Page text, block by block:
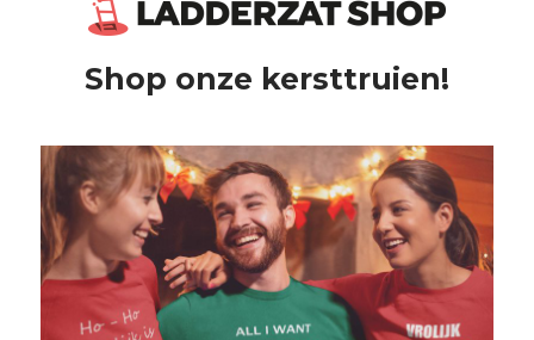
Shop onze kersttruien!